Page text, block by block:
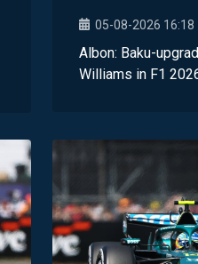
05-08-2026 16:18
Albon: Baku-
Williams in F1